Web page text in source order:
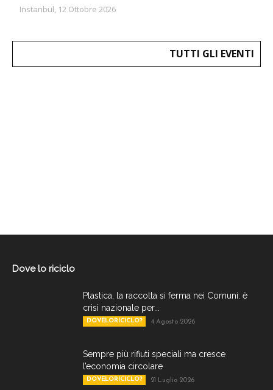
Instanbul, 12 Ottobre 2026
TUTTI GLI EVENTI
Dove lo riciclo
Plastica, la raccolta si ferma nei Comuni: è
crisi nazionale per...
DOVELORICICLO? 4 Agosto 2026
Sempre più rifiuti speciali ma cresce
l’economia circolare
DOVELORICICLO? 21 Luglio 2026